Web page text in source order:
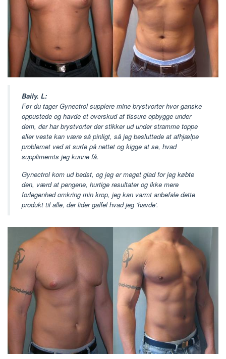
Baily. L:
Før du tager Gynectrol supplere mine brystvorter hvor ganske
oppustede og havde et overskud af tissure opbygge under
dem, der har brystvorter der stikker ud under stramme toppe
eller veste kan være så pinligt, så jeg besluttede at afhjælpe
problemet ved at surfe på nettet og kigge at se, hvad
supplimemts jeg kunne få.
Gynectrol kom ud bedst, og jeg er meget glad for jeg købte
den, værd at pengene, hurtige resultater og ikke mere
forlegenhed omkring min krop, jeg kan varmt anbefale dette
produkt til alle, der lider gaffel hvad jeg ‘havde’.